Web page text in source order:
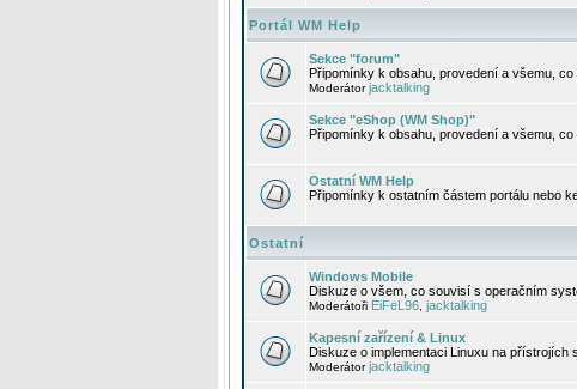
Portál WM Help
Sekce "forum"
Připomínky k obsahu, provedení a všemu,
Moderátorjacktalking
Sekce "eShop (WM Shop)"
Připomínky k obsahu, provedení a všemu,
Ostatní WM Help
Připomínky k ostatním částem portálu nebo
Ostatní
Windows Mobile
Diskuze o všem, co souvisí s operačním
Moderátoři EiFeL96 jacktalking
Kapesní zařízení & Linux
Diskuze o implementaci Linuxu na přístrojích
Moderátorjacktalking